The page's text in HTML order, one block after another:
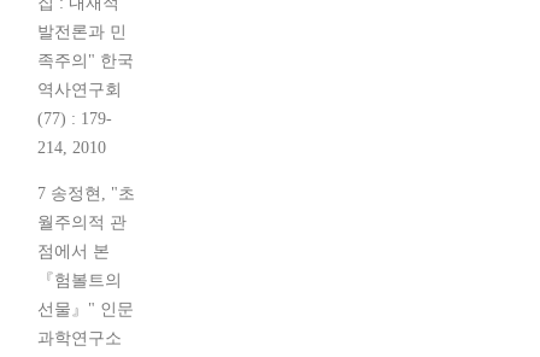
발전론과 민
족주의" 한국
역사연구회
(77) : 179-
214, 2010
7 송정현, "초
월주의적 관
점에서 본
『험볼트의
선물』" 인문
과학연구소